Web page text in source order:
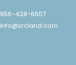
956-428-6607
info@srcland.com